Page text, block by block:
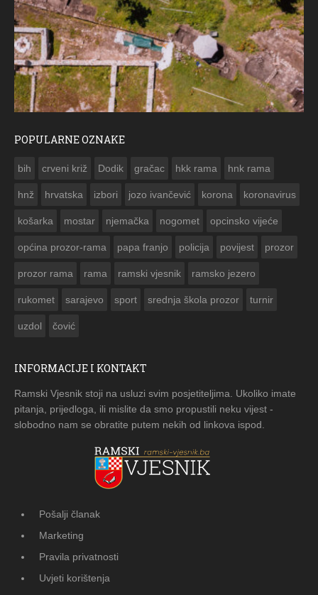
POPULARNE OZNAKE
bih crveni križ Dodik gračac hkk rama hnk rama
hnž hrvatska izbori jozo ivančević korona koronavirus
košarka mostar njemačka nogomet opcinsko vijeće
općina prozor-rama papa franjo policija povijest prozor
prozor rama rama ramski vjesnik ramsko jezero
rukomet sarajevo sport srednja škola prozor turnir
uzdol čović
INFORMACIJE I KONTAKT
Ramski Vjesnik stoji na usluzi svim posjetiteljima. Ukoliko imate
pitanja, prijedloga, ili mislite da smo propustili neku vijest -
slobodno nam se obratite putem nekih od linkova ispod.
Pošalji članak
Marketing
Pravila privatnosti
Uvjeti korištenja